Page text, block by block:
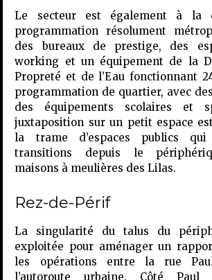
Le secteur est également à la
programmation résolument
des bureaux de prestige, des
working et un équipement de la
Propreté et de l’Eau fonctionnant
programmation de quartier, avec
des équipements scolaires et
juxtaposition sur un petit espace
la trame d’espaces publics
transitions depuis le
maisons à meulières des Lilas.
Rez-de-Périf
La singularité du talus du
exploitée pour aménager un
les opérations entre la rue
l’autoroute urbaine. Côté Paul